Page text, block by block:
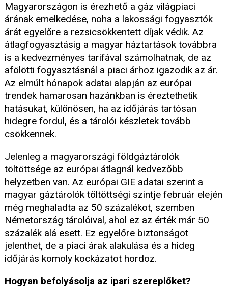
Magyarországon is érezhető a gáz világpiaci
árának emelkedése, noha a lakossági fogyasztók
árát egyelőre a rezsicsökkentett díjak védik. Az
átlagfogyasztásig a magyar háztartások továbbra
is a kedvezményes tarifával számolhatnak, de az
afölötti fogyasztásnál a piaci árhoz igazodik az ár.
Az elmúlt hónapok adatai alapján az európai
trendek hamarosan hazánkban is éreztethetik
hatásukat, különösen, ha az időjárás tartósan
hidegre fordul, és a tárolói készletek tovább
csökkennek.
Jelenleg a magyarországi földgáztárolók
töltöttsége az európai átlagnál kedvezőbb
helyzetben van. Az európai GIE adatai szerint a
magyar gáztárolók töltöttségi szintje február elején
még meghaladta az 50 százalékot, szemben
Németország tárolóival, ahol ez az érték már 50
százalék alá esett. Ez egyelőre biztonságot
jelenthet, de a piaci árak alakulása és a hideg
időjárás komoly kockázatot hordoz.
Hogyan befolyásolja az ipari szereplőket?